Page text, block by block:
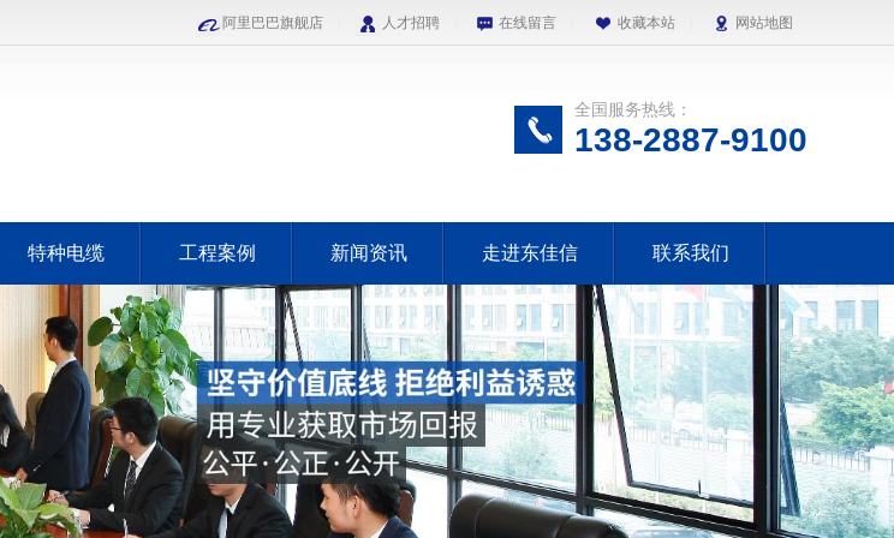
阿里巴巴旗舰店 人才招聘 在线留言 收藏本站 网站地图
全国服务热线：
138-2887-9100
特种电缆 工程案例 新闻资讯 走进东佳信 联系我们